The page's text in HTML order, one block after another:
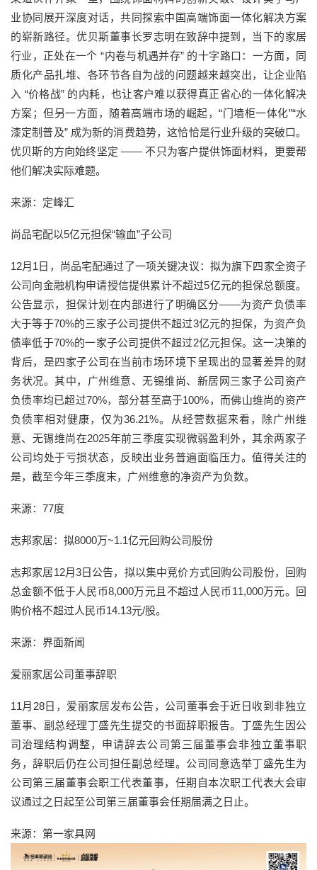
业协同展开深度对话，共同探索中国高端饰面一体化解决方案
的崭新路径。优贝斯董事长罗志明在致辞中提到，当下的家居
行业，正处在一个 “内卷与机遇并存” 的十字路口：一方面，同
质化产品扎堆、各环节各自为战的问题越来越突出，让企业陷
入 “价格战” 的内耗，也让客户难以获得真正省心的一体化解决
方案；但另一方面，随着高端市场的崛起，“门墙柜一体化”“水
漆定制普及” 成为新的消费趋势，这恰恰是行业升级的突破口。
优贝斯的方向始终坚定 —— 不只为客户提供饰面材料，更要帮
他们解决实际难题。
来源：定峰汇
尚品宅配以5亿元担保“输血”子公司
12月1日，尚品宅配通过了一项关键决议：拟为旗下四家全资子
公司向金融机构申请授信提供累计不超过5亿元的担保总额度。
公告显示，担保计划在内部进行了明确区分——为资产负债率
大于等于70%的三家子公司提供不超过3亿元的担保，为资产负
债率低于70%的一家子公司提供不超过2亿元担保。这一决策的
背后，是四家子公司在当前市场环境下呈现出的显著差异的财
务状况。其中，广州维意、无锡维尚、新居网三家子公司资产
负债率均已超过70%，部分甚至高于100%，而佛山维尚的资产
负债率相对健康，仅为36.21%。从经营数据来看，除广州维
意、无锡维尚在2025年前三季度实现微弱盈利外，其余两家子
公司均处于亏损状态，反映出业务普遍面临压力。值得关注的
是，截至今年三季度末，广州维意的净资产为负数。
来源：77度
志邦家居：拟8000万~1.1亿元回购公司股份
志邦家居12月3日公告，拟以集中竞价方式回购公司股份，回购
总金额不低于人民币8,000万元且不超过人民币11,000万元。回
购价格不超过人民币14.13元/股。
来源：界面新闻
爱丽家居公司董事辞职
11月28日，爱丽家居发布公告，公司董事会于近日收到非独立
董事、副总经理丁盛先生提交的书面辞职报告。丁盛先生因公
司治理结构调整，申请辞去公司第三届董事会非独立董事职
务，辞职后仍在公司担任副总经理。公司同意选举丁盛先生为
公司第三届董事会职工代表董事，任期自本次职工代表大会审
议通过之日起至公司第三届董事会任期届满之日止。
来源：第一家具网